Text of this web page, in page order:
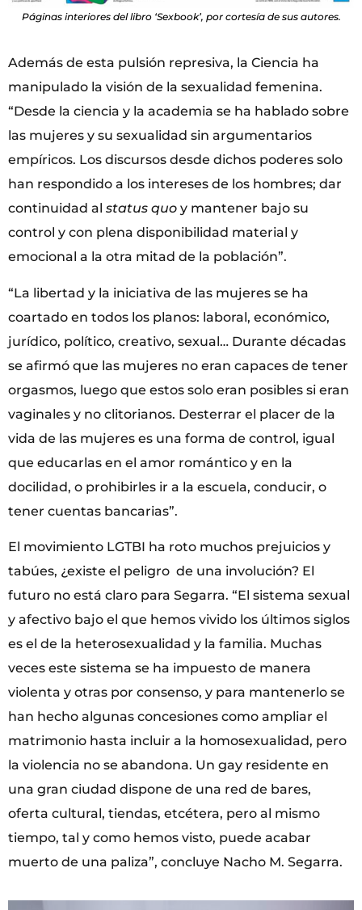
Páginas interiores del libro ‘Sexbook’, por cortesía de sus autores.
Además de esta pulsión represiva, la Ciencia ha
manipulado la visión de la sexualidad femenina.
“Desde la ciencia y la academia se ha hablado sobre
las mujeres y su sexualidad sin argumentarios
empíricos. Los discursos desde dichos poderes solo
han respondido a los intereses de los hombres; dar
continuidad al status quo y mantener bajo su
control y con plena disponibilidad material y
emocional a la otra mitad de la población”.
“La libertad y la iniciativa de las mujeres se ha
coartado en todos los planos: laboral, económico,
jurídico, político, creativo, sexual… Durante décadas
se afirmó que las mujeres no eran capaces de tener
orgasmos, luego que estos solo eran posibles si eran
vaginales y no clitorianos. Desterrar el placer de la
vida de las mujeres es una forma de control, igual
que educarlas en el amor romántico y en la
docilidad, o prohibirles ir a la escuela, conducir, o
tener cuentas bancarias”.
El movimiento LGTBI ha roto muchos prejuicios y
tabúes, ¿existe el peligro de una involución? El
futuro no está claro para Segarra. “El sistema sexual
y afectivo bajo el que hemos vivido los últimos siglos
es el de la heterosexualidad y la familia. Muchas
veces este sistema se ha impuesto de manera
violenta y otras por consenso, y para mantenerlo se
han hecho algunas concesiones como ampliar el
matrimonio hasta incluir a la homosexualidad, pero
la violencia no se abandona. Un gay residente en
una gran ciudad dispone de una red de bares,
oferta cultural, tiendas, etcétera, pero al mismo
tiempo, tal y como hemos visto, puede acabar
muerto de una paliza”, concluye Nacho M. Segarra.